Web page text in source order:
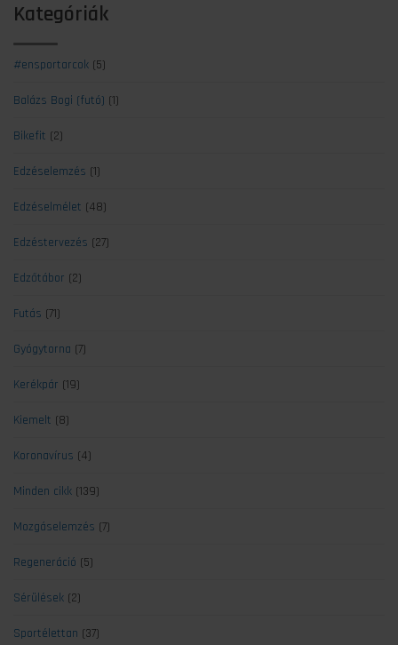
Kategóriák
#ensportarcok (5)
Balázs Bogi (futó) (1)
Bikefit (2)
Edzéselemzés (1)
Edzéselmélet (48)
Edzéstervezés (27)
Edzőtábor (2)
Futás (71)
Gyógytorna (7)
Kerékpár (19)
Kiemelt (8)
Koronavírus (4)
Minden cikk (139)
Mozgáselemzés (7)
Regeneráció (5)
Sérülések (2)
Sportélettan (37)